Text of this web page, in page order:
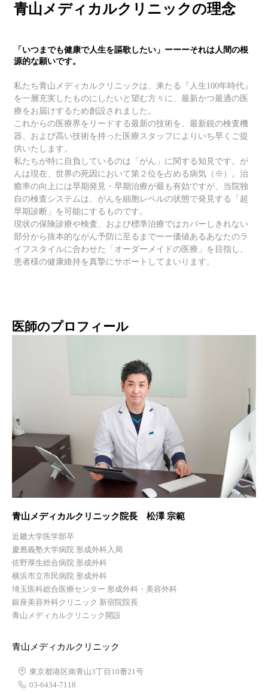
青山メディカルクリニックの理念
「いつまでも健康で人生を謳歌したい」ーーーそれは人間の根
源的な願いです。
私たち青山メディカルクリニックは、来たる『人生100年時代』
を一層充実したものにしたいと望む方々に、最新かつ最適の医
療をお届けするため創設されました。
これからの医療界をリードする最新の技術を、最新鋭の検査機
器、および高い技術を持った医療スタッフによりいち早くご提
供いたします。
私たちが特に自負しているのは「がん」に関する知見です。が
んは現在、世界の死因において第２位を占める病気（※）。治
癒率の向上には早期発見・早期治療が最も有効ですが、当院独
自の検査システムは、がんを細胞レベルの状態で発見する「超
早期診断」を可能にするものです。
現状の保険診療や検査、および標準治療ではカバーしきれない
部分から抜本的ながん予防に至るまでーー価値あるあなたのラ
イフスタイルに合わせた「オーダーメイドの医療」を目指し、
患者様の健康維持を真摯にサポートしてまいります。
医師のプロフィール
青山メディカルクリニック院長 松澤 宗範
近畿大学医学部卒
慶應義塾大学病院 形成外科入局
佐野厚生総合病院 形成外科
横浜市立市民病院 形成外科
埼玉医科総合医療センター 形成外科・美容外科
銀座美容外科クリニック 新宿院院長
青山メディカルクリニック開設
青山メディカルクリニック
東京都港区南青山3丁目10番21号
03-6434-7118